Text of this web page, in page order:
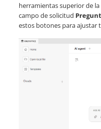
herramientas superior de
campo de solicitud
estos botones para ajustar